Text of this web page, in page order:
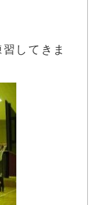
してきま